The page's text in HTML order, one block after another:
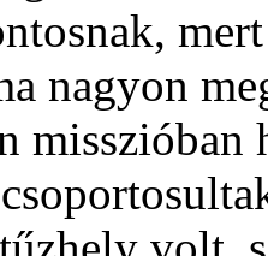
nagyon